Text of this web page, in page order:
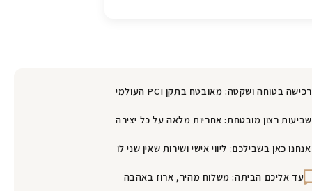
רכישה בטוחה ושקטה: מאובטח בתקן PCI העולמי
שביעות רצון מובטחת: אחריות מלאה על כל יצירה
אנחנו כאן בשבילכם: ליווי אישי ושירות שאין שני לו
עד אליכם הביתה: משלוח מהיר, ארוז באהבה